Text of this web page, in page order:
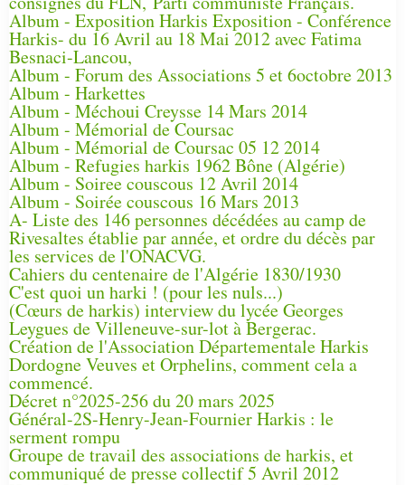
Album - Exposition Harkis Exposition - Conférence
Harkis- du 16 Avril au 18 Mai 2012 avec Fatima
Besnaci-Lancou,
Album - Forum des Associations 5 et 6octobre 2013
Album - Harkettes
Album - Méchoui Creysse 14 Mars 2014
Album - Mémorial de Coursac
Album - Mémorial de Coursac 05 12 2014
Album - Refugies harkis 1962 Bône (Algérie)
Album - Soiree couscous 12 Avril 2014
Album - Soirée couscous 16 Mars 2013
A- Liste des 146 personnes décédées au camp de
Rivesaltes établie par année, et ordre du décès par
les services de l'ONACVG.
Cahiers du centenaire de l'Algérie 1830/1930
C'est quoi un harki ! (pour les nuls...)
(Cœurs de harkis) interview du lycée Georges
Leygues de Villeneuve-sur-lot à Bergerac.
Création de l'Association Départementale Harkis
Dordogne Veuves et Orphelins, comment cela a
commencé.
Décret n°2025-256 du 20 mars 2025
Général-2S-Henry-Jean-Fournier Harkis : le
serment rompu
Groupe de travail des associations de harkis, et
communiqué de presse collectif 5 Avril 2012